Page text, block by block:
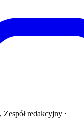
, Zespół redakcyjny ·